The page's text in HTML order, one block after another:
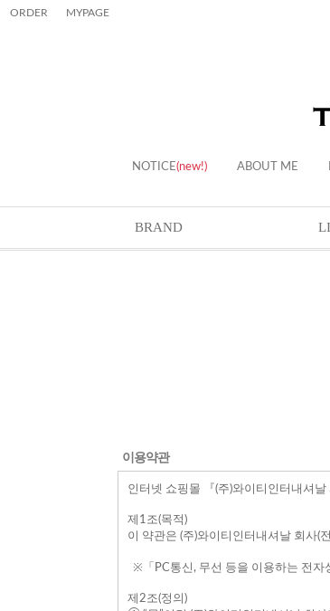
ORDER MYPAGE
NOTICE(new!) ABOUT ME
BRAND
이용약관